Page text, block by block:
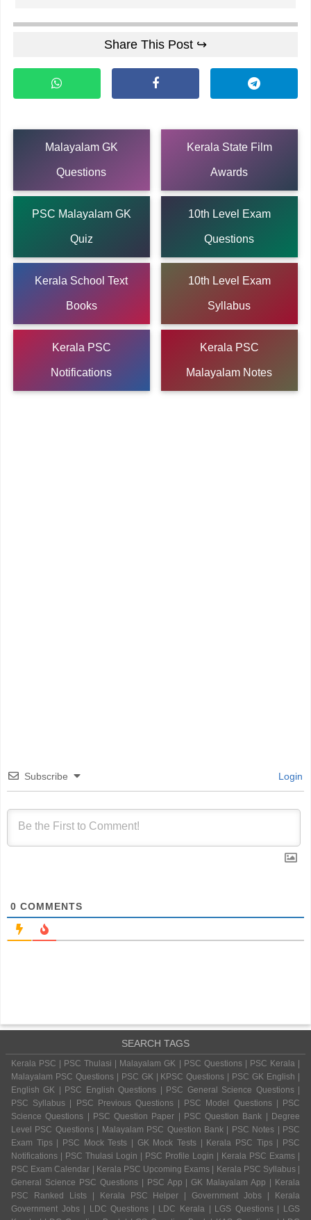
Share This Post ↪
Malayalam GK
Questions
Kerala State Film
Awards
PSC Malayalam GK
Quiz
10th Level Exam
Questions
Kerala School Text
Books
10th Level Exam
Syllabus
Kerala PSC
Notifications
Kerala PSC
Malayalam Notes
Subscribe Login
0 COMMENTS
SEARCH TAGS
Kerala PSC | PSC Thulasi | Malayalam GK | PSC Questions | PSC Kerala |
Malayalam PSC Questions | PSC GK | KPSC Questions | PSC GK English |
English GK | PSC English Questions | PSC General Science Questions |
PSC Syllabus | PSC Previous Questions | PSC Model Questions | PSC
Science Questions | PSC Question Paper | PSC Question Bank | Degree
Level PSC Questions | Malayalam PSC Question Bank | PSC Notes | PSC
Exam Tips | PSC Mock Tests | GK Mock Tests | Kerala PSC Tips | PSC
Notifications | PSC Thulasi Login | PSC Profile Login | Kerala PSC Exams |
PSC Exam Calendar | Kerala PSC Upcoming Exams | Kerala PSC Syllabus |
General Science PSC Questions | PSC App | GK Malayalam App | Kerala
PSC Ranked Lists | Kerala PSC Helper | Government Jobs | Kerala
Government Jobs | LDC Questions | LDC Kerala | LGS Questions | LGS